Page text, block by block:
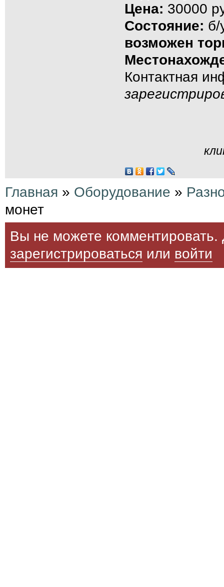
Цена: 30000
Состояние: б/
возможен
Контактная
Главная » Оборудование »
монет
Вы не можете комментировать.
зарегистрироваться или войти